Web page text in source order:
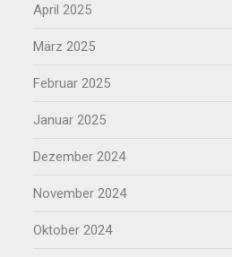
April 2025
März 2025
Februar 2025
Januar 2025
Dezember 2024
November 2024
Oktober 2024